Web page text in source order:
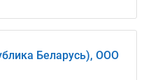
Беларусь), ООО